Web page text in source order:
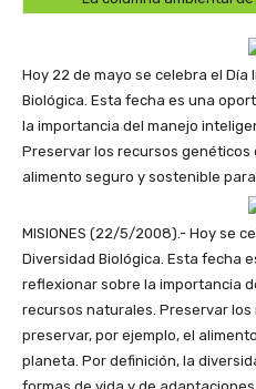
Hoy 22 de mayo se celebra el
Biológica. Esta fecha es una
la importancia del manejo
Preservar los recursos genéticos
alimento seguro y sostenible
MISIONES (22/5/2008).- Hoy se
Diversidad Biológica. Esta fecha
reflexionar sobre la importancia
recursos naturales. Preservar
preservar, por ejemplo, el
planeta. Por definición, la